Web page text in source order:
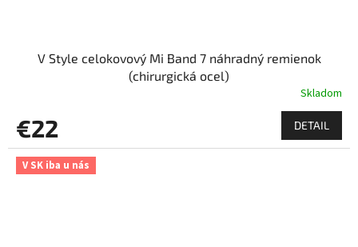
V Style celokovový Mi Band 7 náhradný remienok
(chirurgická ocel)
Skladom
€22 DETAIL
V SK iba u nás